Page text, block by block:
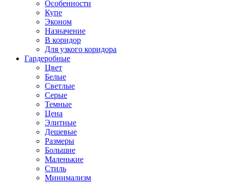
Особенности
Купе
Эконом
Назначение
В коридор
Для узкого коридора
Гардеробные
Цвет
Белые
Светлые
Серые
Темные
Цена
Элитные
Дешевые
Размеры
Большие
Маленькие
Стиль
Минимализм